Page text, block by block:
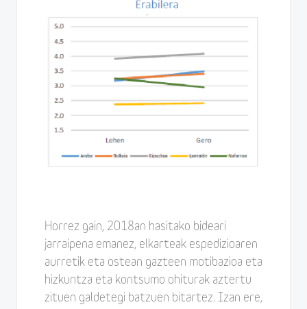
Horrez gain, 2018an hasitako bideari
jarraipena emanez, elkarteak espedizioaren
aurretik eta ostean gazteen motibazioa eta
hizkuntza eta kontsumo ohiturak aztertu
zituen galdetegi batzuen bitartez. Izan ere,